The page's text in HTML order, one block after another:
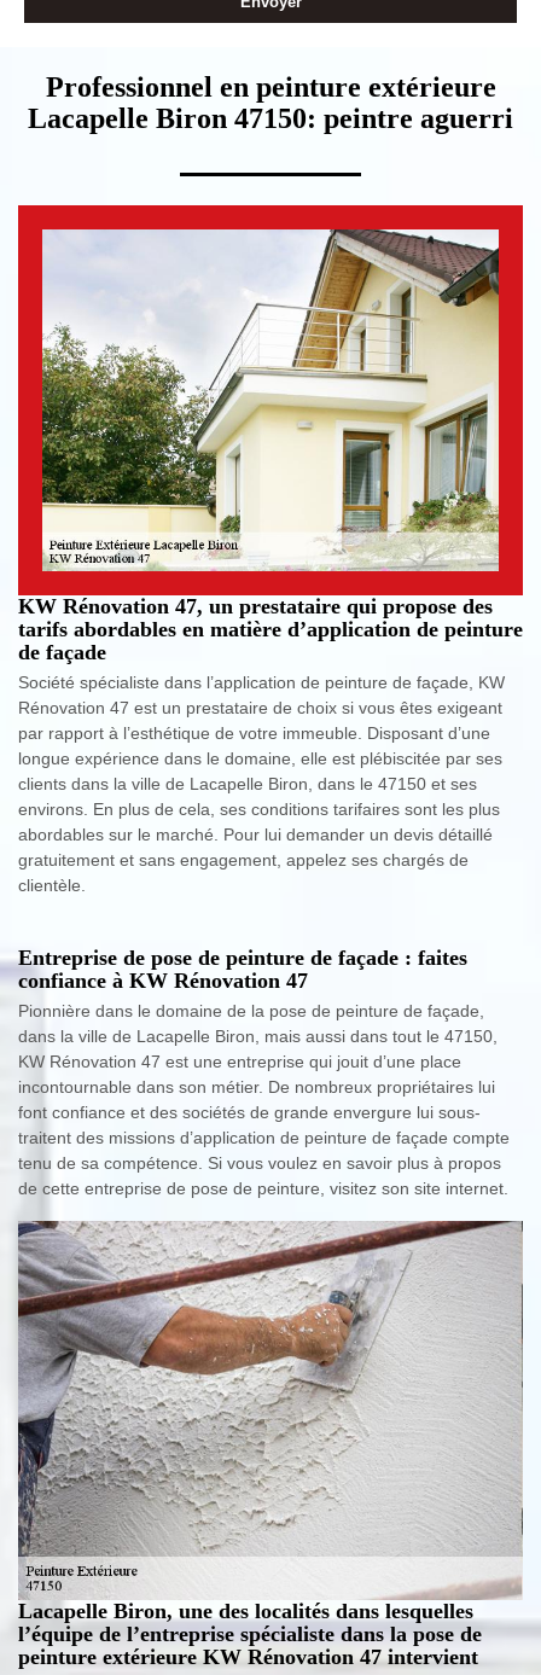
Professionnel en peinture extérieure
Lacapelle Biron 47150: peintre aguerri
KW Rénovation 47, un prestataire qui propose des
tarifs abordables en matière d’application de peinture
de façade
Société spécialiste dans l’application de peinture de façade, KW
Rénovation 47 est un prestataire de choix si vous êtes exigeant
par rapport à l’esthétique de votre immeuble. Disposant d’une
longue expérience dans le domaine, elle est plébiscitée par ses
clients dans la ville de Lacapelle Biron, dans le 47150 et ses
environs. En plus de cela, ses conditions tarifaires sont les plus
abordables sur le marché. Pour lui demander un devis détaillé
gratuitement et sans engagement, appelez ses chargés de
clientèle.
Entreprise de pose de peinture de façade : faites
confiance à KW Rénovation 47
Pionnière dans le domaine de la pose de peinture de façade,
dans la ville de Lacapelle Biron, mais aussi dans tout le 47150,
KW Rénovation 47 est une entreprise qui jouit d’une place
incontournable dans son métier. De nombreux propriétaires lui
font confiance et des sociétés de grande envergure lui sous-
traitent des missions d’application de peinture de façade compte
tenu de sa compétence. Si vous voulez en savoir plus à propos
de cette entreprise de pose de peinture, visitez son site internet.
Lacapelle Biron, une des localités dans lesquelles
l’équipe de l’entreprise spécialiste dans la pose de
peinture extérieure KW Rénovation 47 intervient